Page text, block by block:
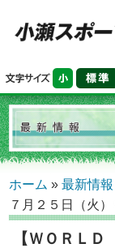
ホーム »最新情報
７月２５日（火
【ＷＯＲＬ